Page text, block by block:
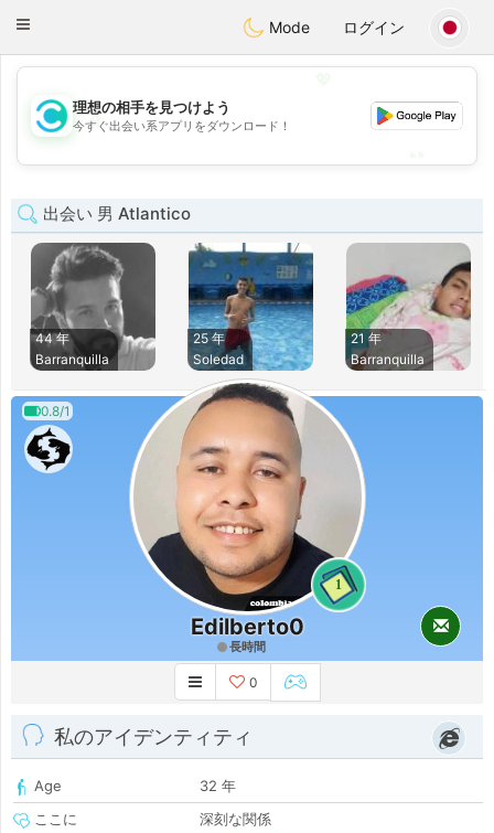
olombiaCitas
Toggle
Mode ログイン
💖
💕
理想の相手を見つけよう
今すぐ出会い系アプリをダウンロード！
出会い 男 Atlantico
44 年
Barranquilla
25 年
Soledad
21 年
Barranquilla
0.8/1
1
Edilberto0
長時間
0
私のアイデンティティ
Age
32 年
ここに
深刻な関係